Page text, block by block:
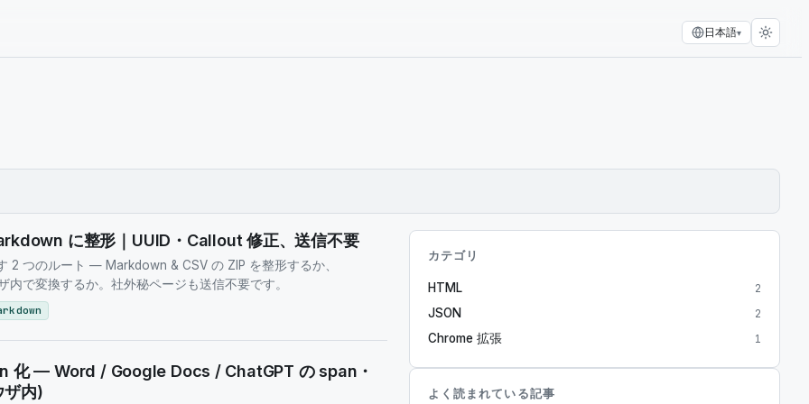
日本語▾
に整形｜UUID・Callout 修正、送信不要
2 つのルート — Markdown & CSV の ZIP を整形するか、
内で変換するか。社外秘ページも送信不要です。
化 — Word / Google Docs / ChatGPT の span・
内)
カテゴリ
HTML 2
JSON 2
Chrome 拡張 1
よく読まれている記事